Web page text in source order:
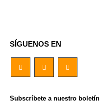
SÍGUENOS EN
Subscríbete a nuestro boletín